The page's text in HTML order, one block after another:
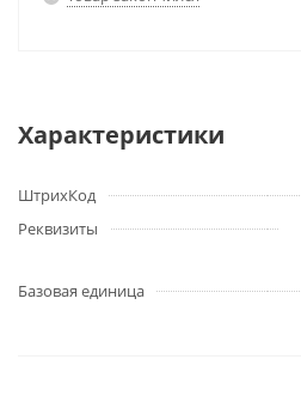
Характеристики
ШтрихКод
Реквизиты
Базовая единица